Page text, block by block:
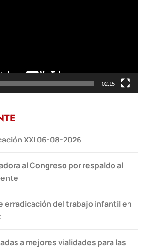
02:15
XXI 06-08-2026
al Congreso por respaldo al
erradicación del trabajo infantil en
a mejores vialidades para las